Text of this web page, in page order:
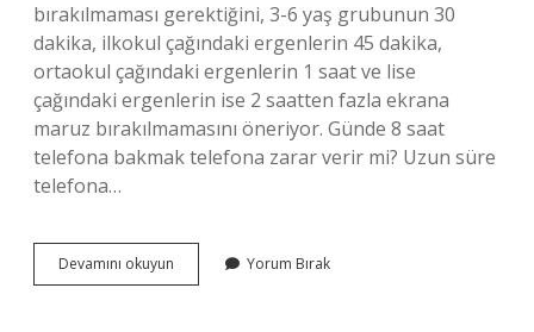
bırakılmaması gerektiğini, 3-6 yaş grubunun 30
dakika, ilkokul çağındaki ergenlerin 45 dakika,
ortaokul çağındaki ergenlerin 1 saat ve lise
çağındaki ergenlerin ise 2 saatten fazla ekrana
maruz bırakılmamasını öneriyor. Günde 8 saat
telefona bakmak telefona zarar verir mi? Uzun süre
telefona…
Devamını okuyun Telefonu
Çok
Yorum Bırak